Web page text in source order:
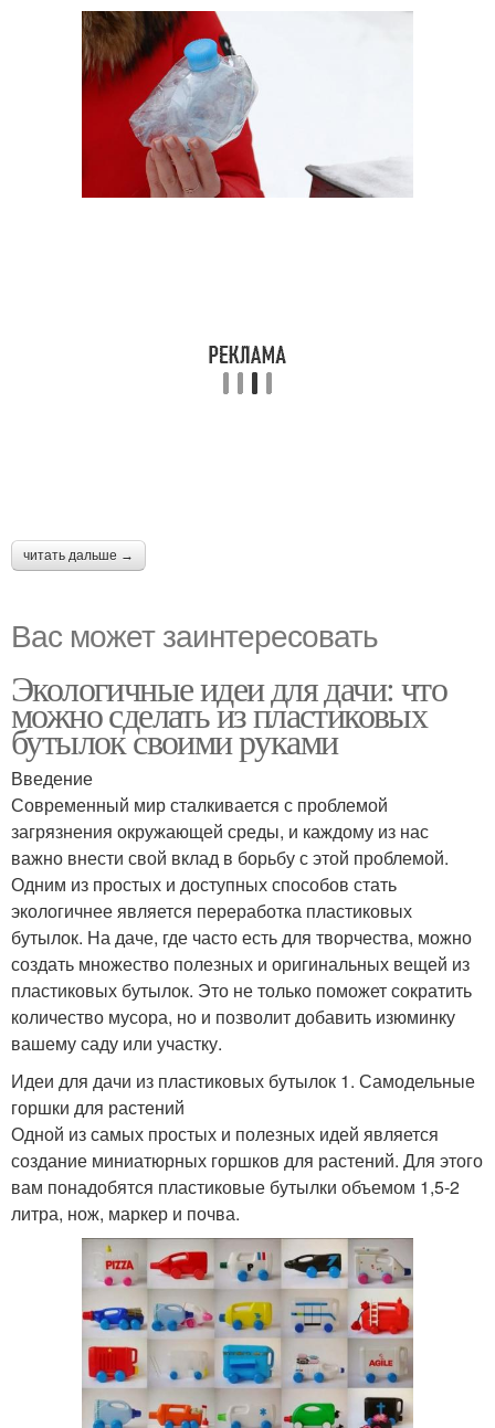
читать дальше →
Вас может заинтересовать
Экологичные идеи для дачи: что
можно сделать из пластиковых
бутылок своими руками
Введение
Современный мир сталкивается с проблемой
загрязнения окружающей среды, и каждому из нас
важно внести свой вклад в борьбу с этой проблемой.
Одним из простых и доступных способов стать
экологичнее является переработка пластиковых
бутылок. На даче, где часто есть для творчества, можно
создать множество полезных и оригинальных вещей из
пластиковых бутылок. Это не только поможет сократить
количество мусора, но и позволит добавить изюминку
вашему саду или участку.
Идеи для дачи из пластиковых бутылок 1. Самодельные
горшки для растений
Одной из самых простых и полезных идей является
создание миниатюрных горшков для растений. Для этого
вам понадобятся пластиковые бутылки объемом 1,5-2
литра, нож, маркер и почва.